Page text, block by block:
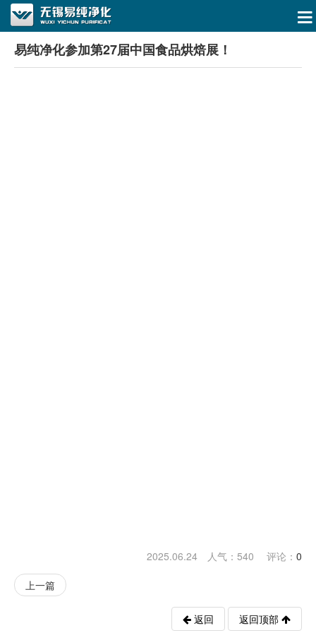
易纯净化参加第27届中国食品烘焙展！
2025.06.24 人气： 540 评论： 0
上一篇
返回 返回顶部